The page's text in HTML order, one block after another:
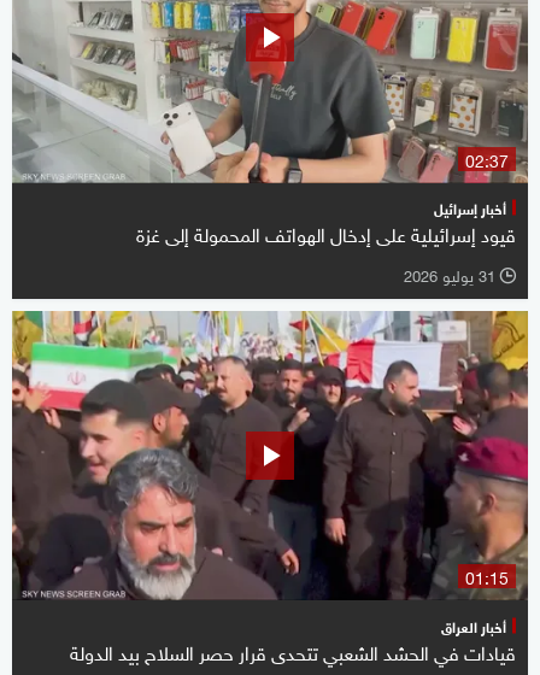
02:37
أخبار إسرائيل
قيود إسرائيلية على إدخال الهواتف المحمولة إلى غزة
l 31 يوليو 2026
01:15
أخبار العراق
قيادات في الحشد الشعبي تتحدى قرار حصر السلاح بيد الدولة